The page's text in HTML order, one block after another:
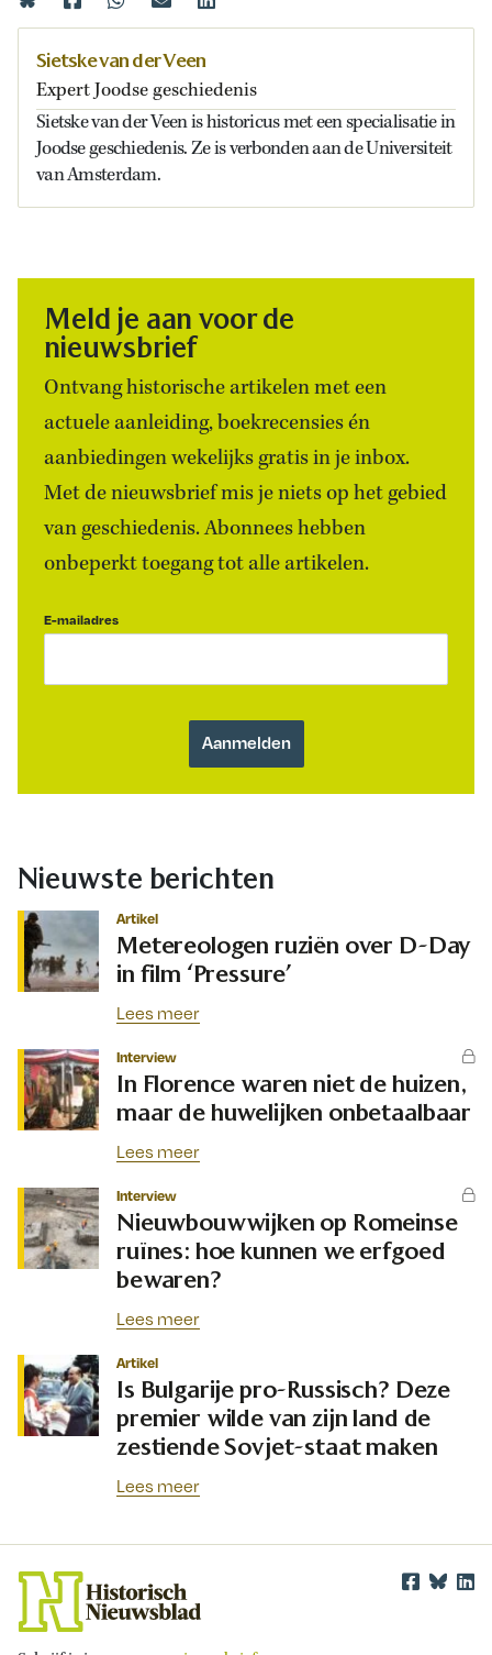
Sietske van der Veen
Expert Joodse geschiedenis
Sietske van der Veen is historicus met een specialisatie in
Joodse geschiedenis. Ze is verbonden aan de Universiteit
van Amsterdam.
Meld je aan voor de
nieuwsbrief
Ontvang historische artikelen met een
actuele aanleiding, boekrecensies én
aanbiedingen wekelijks gratis in je inbox.
Met de nieuwsbrief mis je niets op het gebied
van geschiedenis. Abonnees hebben
onbeperkt toegang tot alle artikelen.
E-mailadres
Nieuwste berichten
Artikel
Metereologen ruziën over D-Day
in film ‘Pressure’
Lees meer
Interview
In Florence waren niet de huizen,
maar de huwelijken onbetaalbaar
Lees meer
Interview
Nieuwbouwwijken op Romeinse
ruïnes: hoe kunnen we erfgoed
bewaren?
Lees meer
Artikel
Is Bulgarije pro-Russisch? Deze
premier wilde van zijn land de
zestiende Sovjet-staat maken
Lees meer